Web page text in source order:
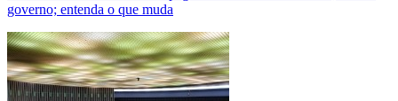
governo; entenda o que muda